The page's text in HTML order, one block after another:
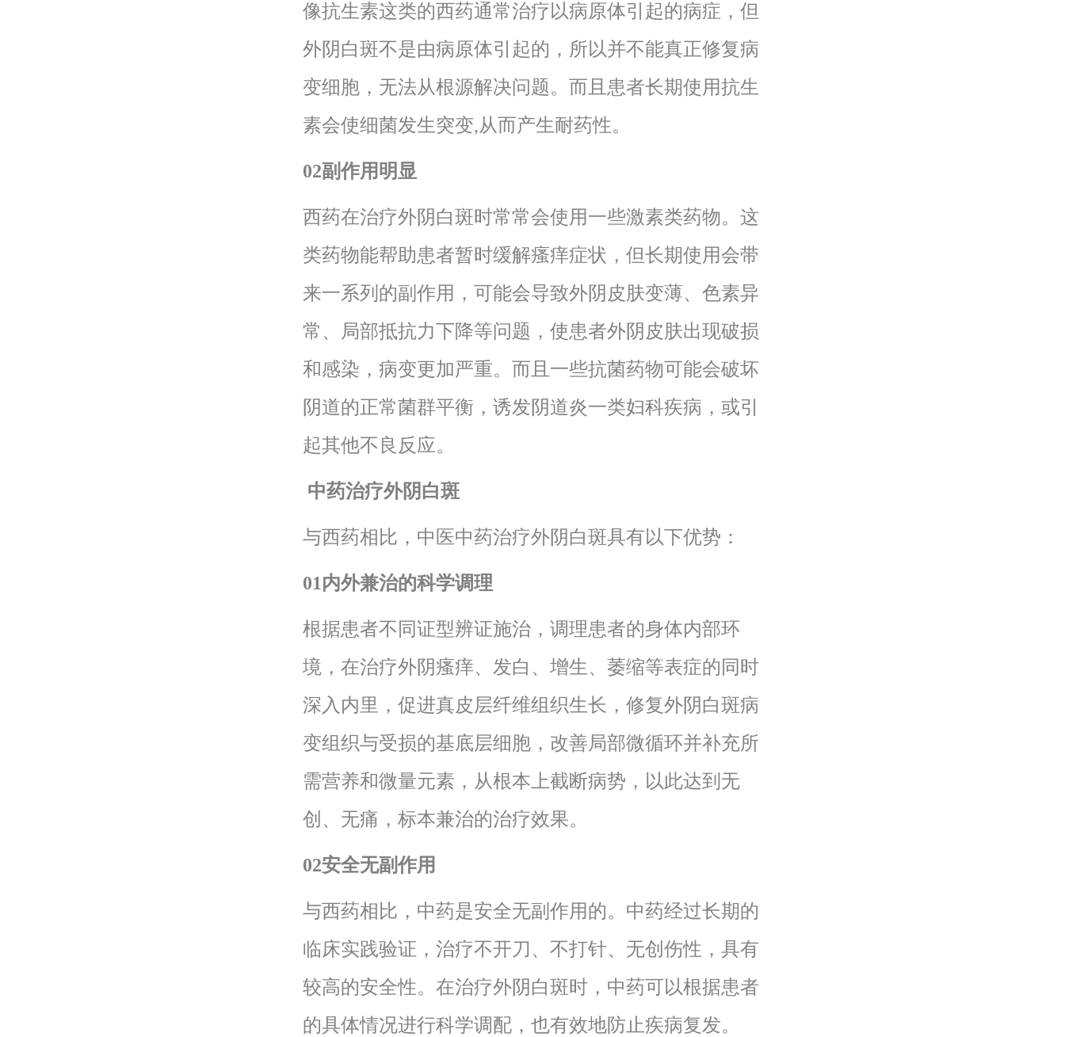
像抗生素这类的西药通常治疗以病原体引起的病症，但
外阴白斑不是由病原体引起的，所以并不能真正修复病
变细胞，无法从根源解决问题。而且患者长期使用抗生
素会使细菌发生突变,从而产生耐药性。
02副作用明显
西药在治疗外阴白斑时常常会使用一些激素类药物。这
类药物能帮助患者暂时缓解瘙痒症状，但长期使用会带
来一系列的副作用，可能会导致外阴皮肤变薄、色素异
常、局部抵抗力下降等问题，使患者外阴皮肤出现破损
和感染，病变更加严重。而且一些抗菌药物可能会破坏
阴道的正常菌群平衡，诱发阴道炎一类妇科疾病，或引
起其他不良反应。
中药治疗外阴白斑
与西药相比，中医中药治疗外阴白斑具有以下优势：
01内外兼治的科学调理
根据患者不同证型辨证施治，调理患者的身体内部环
境，在治疗外阴瘙痒、发白、增生、萎缩等表症的同时
深入内里，促进真皮层纤维组织生长，修复外阴白斑病
变组织与受损的基底层细胞，改善局部微循环并补充所
需营养和微量元素，从根本上截断病势，以此达到无
创、无痛，标本兼治的治疗效果。
02安全无副作用
与西药相比，中药是安全无副作用的。中药经过长期的
临床实践验证，治疗不开刀、不打针、无创伤性，具有
较高的安全性。在治疗外阴白斑时，中药可以根据患者
的具体情况进行科学调配，也有效地防止疾病复发。